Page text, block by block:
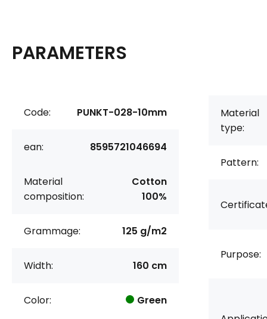
PARAMETERS
Code: PUNKT-028-10mm
ean: 8595721046694
Material
composition:
Cotton
100%
Grammage: 125 g/m2
Width: 160 cm
Color: Green
Material
type:
Pattern:
Purpose: